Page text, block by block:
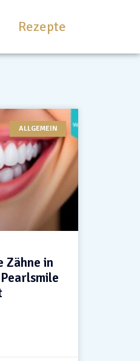
Rezepte
ALLGEMEIN
Zähne in